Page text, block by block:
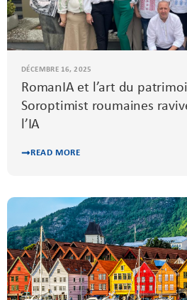
DÉCEMBRE 16, 2025
RomanIA et l’art du
Soroptimist roumaines
l’IA
READ MORE